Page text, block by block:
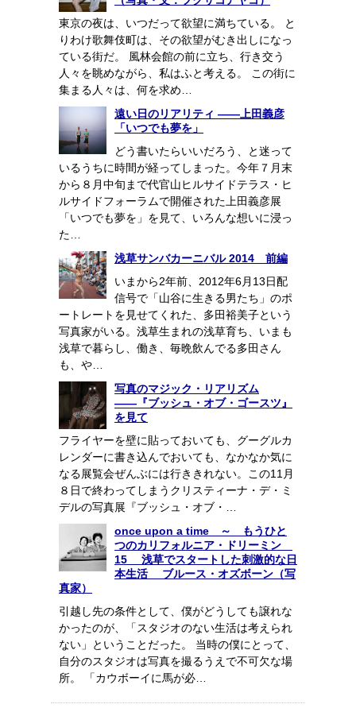
東京の夜は、いつだって欲望に満ちている。 と
りわけ歌舞伎町は、その欲望がむき出しになっ
ている街だ。 風林会館の前に立ち、行き交う
人々を眺めながら、私はふと考える。 この街に
集まる人々は、何を求め…
遠い日のリアリティ ――上田義彦
「いつでも夢を」
どう書いたらいいだろう、と迷って
いるうちに時間が経ってしまった。今年７月末
から８月中旬まで代官山ヒルサイドテラス・ヒ
ルサイドフォーラムで開催された上田義彦展
「いつでも夢を」を見て、いろんな想いに浸っ
た…
浅草サンバカーニバル 2014 前編
いまから2年前、2012年6月13日配
信号で「山谷に生きる男たち」のポ
ートレートを見せてくれた、多田裕美子という
写真家がいる。浅草生まれの浅草育ち、いまも
浅草で暮らし、働き、毎晩飲んでる多田さん
も、や…
写真のマジック・リアリズム
――『ブッシュ・オブ・ゴースツ』
を見て
フライヤーを壁に貼っておいても、グーグルカ
レンダーに書き込んでおいても、なかなか気に
なる展覧会ぜんぶには行ききれない。この11月
８日で終わってしまうクリスティーナ・デ・ミ
デルの写真展『ブッシュ・オブ・…
once upon a time ～ もうひと
つのカリフォルニア・ドリーミン
15 浅草でスタートした刺激的な日
本生活 ブルース・オズボーン（写
真家）
引越し先の条件として、僕がどうしても譲れな
かったのが、「スタジオのない生活は考えられ
ない」ということだった。 当時の僕にとって、
自分のスタジオは写真を撮るうえで不可欠な場
所。 「カウボーイに馬が必…